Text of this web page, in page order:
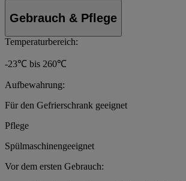
Gebrauch & Pflege
Temperaturbereich:
-23℃ bis 260℃
Aufbewahrung:
Für den Gefrierschrank geeignet
Pflege
Spülmaschinengeeignet
Vor dem ersten Gebrauch: